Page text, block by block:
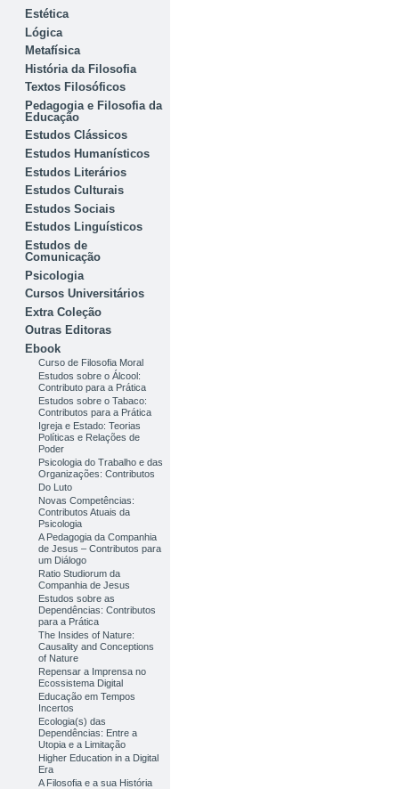
Estética
Lógica
Metafísica
História da Filosofia
Textos Filosóficos
Pedagogia e Filosofia da
Educação
Estudos Clássicos
Estudos Humanísticos
Estudos Literários
Estudos Culturais
Estudos Sociais
Estudos Linguísticos
Estudos de
Comunicação
Psicologia
Cursos Universitários
Extra Coleção
Outras Editoras
Ebook
Curso de Filosofia Moral
Estudos sobre o Álcool:
Contributo para a Prática
Estudos sobre o Tabaco:
Contributos para a Prática
Igreja e Estado: Teorias
Políticas e Relações de
Poder
Psicologia do Trabalho e das
Organizações: Contributos
Do Luto
Novas Competências:
Contributos Atuais da
Psicologia
A Pedagogia da Companhia
de Jesus – Contributos para
um Diálogo
Ratio Studiorum da
Companhia de Jesus
Estudos sobre as
Dependências: Contributos
para a Prática
The Insides of Nature:
Causality and Conceptions
of Nature
Repensar a Imprensa no
Ecossistema Digital
Educação em Tempos
Incertos
Ecologia(s) das
Dependências: Entre a
Utopia e a Limitação
Higher Education in a Digital
Era
A Filosofia e a sua História